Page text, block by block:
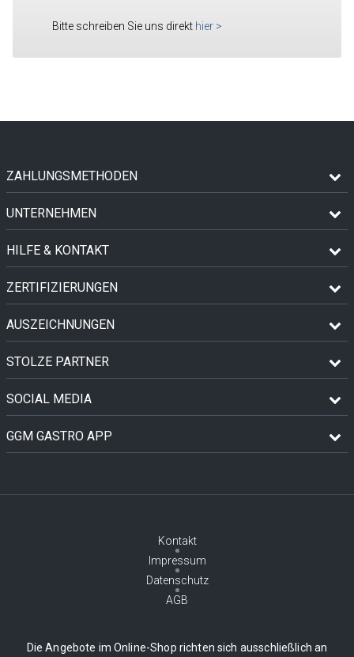
Bitte schreiben Sie uns direkt hier >
ZAHLUNGSMETHODEN
UNTERNEHMEN
HILFE & KONTAKT
ZERTIFIZIERUNGEN
AUSZEICHNUNGEN
STOLZE PARTNER
SOCIAL MEDIA
GGM GASTRO APP
Kontakt
Impressum
Datenschutz
AGB
Die Angebote im Online-Shop richten sich ausschließlich an